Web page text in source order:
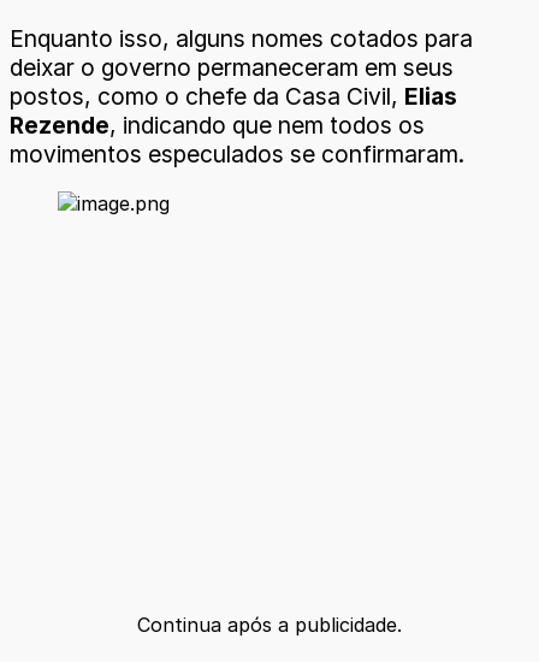
Enquanto isso, alguns nomes cotados para
deixar o governo permaneceram em seus
postos, como o chefe da Casa Civil, Elias
Rezende, indicando que nem todos os
movimentos especulados se confirmaram.
Continua após a publicidade.